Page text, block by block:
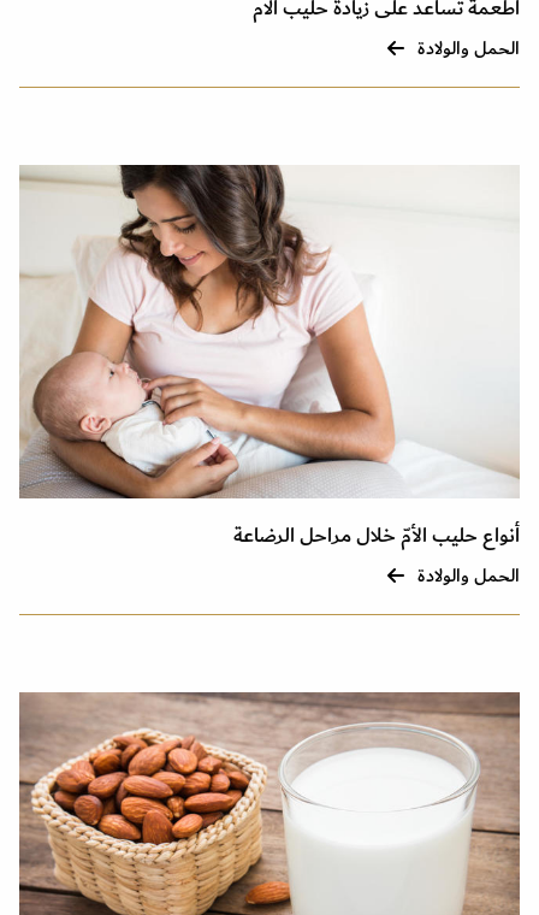
أطعمة تساعد على زيادة حليب الام
الحمل والولادة
أنواع حليب الأمّ خلال مراحل الرضاعة
الحمل والولادة